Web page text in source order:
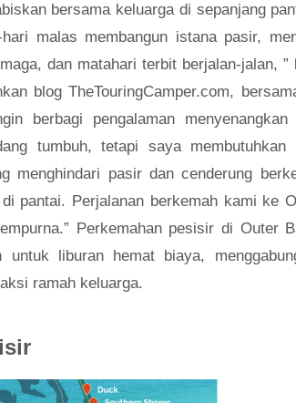
bersama keluarga di sepanjang
malas membangun istana pasir,
dan matahari terbit berjalan-jalan,
blog TheTouringCamper.com,
berbagi pengalaman
tumbuh, tetapi saya membutuhkan
menghindari pasir dan cenderung
pantai. Perjalanan berkemah kami ke
Perkemahan pesisir di Outer
untuk liburan hemat biaya,
ramah keluarga.